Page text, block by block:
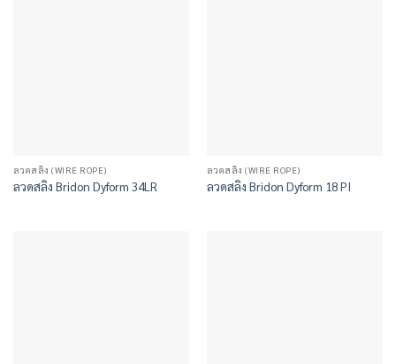
ลวดสลิง (WIRE ROPE)
ลวดสลิง Bridon Dyform 34LR
ลวดสลิง (WIRE ROPE)
ลวดสลิง Bridon Dyform 18 PI